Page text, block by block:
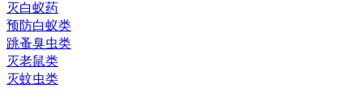
灭白蚁药
预防白蚁类
跳蚤臭虫类
灭老鼠类
灭蚊虫类